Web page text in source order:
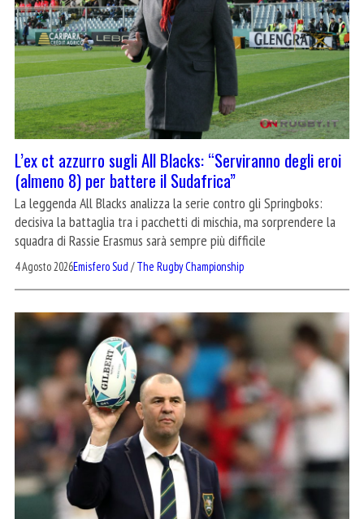
L’ex ct azzurro sugli All Blacks: “Serviranno degli eroi
(almeno 8) per battere il Sudafrica”
La leggenda All Blacks analizza la serie contro gli Springboks:
decisiva la battaglia tra i pacchetti di mischia, ma sorprendere la
squadra di Rassie Erasmus sarà sempre più difficile
4 Agosto 2026Emisfero Sud /The Rugby Championship